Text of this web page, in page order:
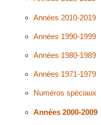
Années 2010-2019
Années 1990-1999
Années 1980-1989
Années 1971-1979
Numéros spéciaux
Années 2000-2009